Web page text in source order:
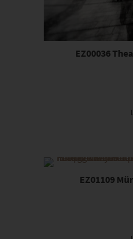
EZ00036
EZ01109